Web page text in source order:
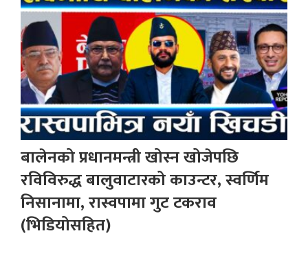
बालेनको प्रधानमन्त्री खोस्न खोजेपछि
रविविरुद्ध बालुवाटारको काउन्टर, स्वर्णिम
निसानामा, रास्वपामा गुट टकराव
(भिडियोसहित)